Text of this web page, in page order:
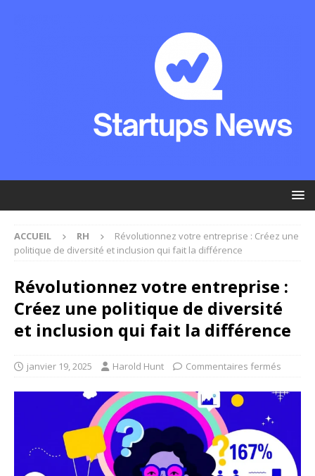
ACCUEIL RH
Révolutionnez votre entreprise : Créez une
politique de diversité et inclusion qui fait la différence
Révolutionnez votre entreprise :
Créez une politique de diversité
et inclusion qui fait la différence
janvier 19, 2025 Harold Hunt Commentaires fermés